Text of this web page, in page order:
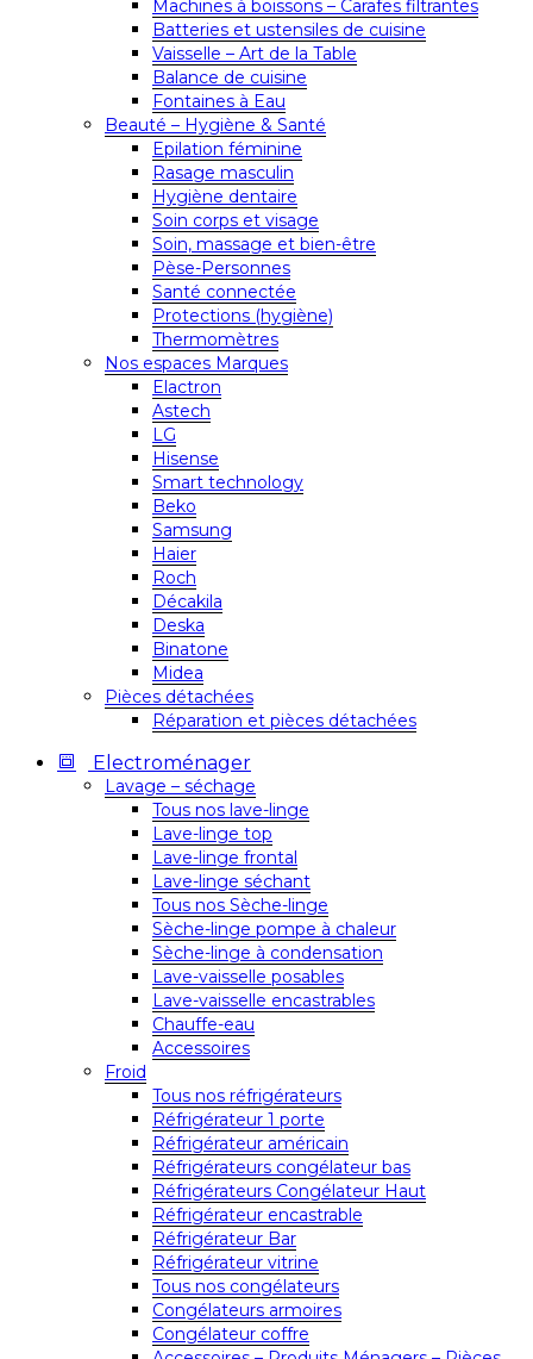
Machines à boissons – Carafes filtrantes
Batteries et ustensiles de cuisine
Vaisselle – Art de la Table
Balance de cuisine
Fontaines à Eau
Beauté – Hygiène & Santé
Epilation féminine
Rasage masculin
Hygiène dentaire
Soin corps et visage
Soin, massage et bien-être
Pèse-Personnes
Santé connectée
Protections (hygiène)
Thermomètres
Nos espaces Marques
Elactron
Astech
LG
Hisense
Smart technology
Beko
Samsung
Haier
Roch
Décakila
Deska
Binatone
Midea
Pièces détachées
Réparation et pièces détachées
Electroménager
Lavage – séchage
Tous nos lave-linge
Lave-linge top
Lave-linge frontal
Lave-linge séchant
Tous nos Sèche-linge
Sèche-linge pompe à chaleur
Sèche-linge à condensation
Lave-vaisselle posables
Lave-vaisselle encastrables
Chauffe-eau
Accessoires
Froid
Tous nos réfrigérateurs
Réfrigérateur 1 porte
Réfrigérateur américain
Réfrigérateurs congélateur bas
Réfrigérateurs Congélateur Haut
Réfrigérateur encastrable
Réfrigérateur Bar
Réfrigérateur vitrine
Tous nos congélateurs
Congélateurs armoires
Congélateur coffre